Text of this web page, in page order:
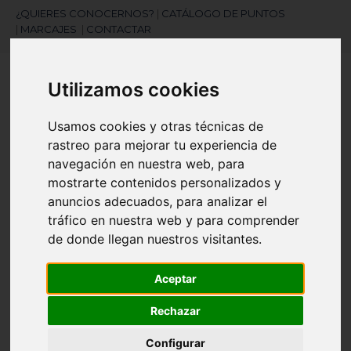
Utilizamos cookies
Usamos cookies y otras técnicas de
rastreo para mejorar tu experiencia de
navegación en nuestra web, para
mostrarte contenidos personalizados y
anuncios adecuados, para analizar el
tráfico en nuestra web y para comprender
de donde llegan nuestros visitantes.
Aceptar
Rechazar
Configurar
¿QUIERES CONOCERNOS?
CATÁLOGO DE PUNTOS
MARCAJES CONTACTAR
¿Necesitas ayuda?
945 121 003
search